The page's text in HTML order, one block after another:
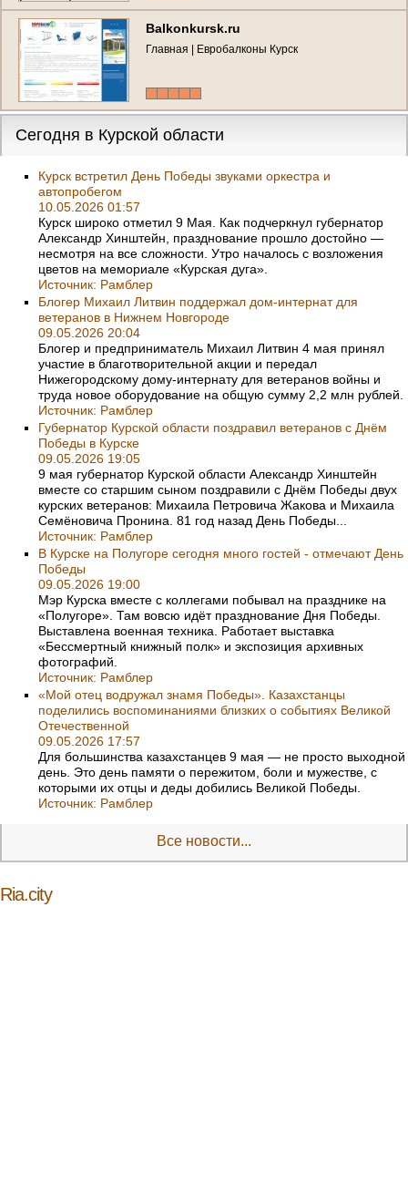
Balkonkursk.ru
Главная | Евробалконы Курск
Сегодня в Курской области
Курск встретил День Победы звуками оркестра и
автопробегом
10.05.2026 01:57
Курск широко отметил 9 Мая. Как подчеркнул губернатор
Александр Хинштейн, празднование прошло достойно —
несмотря на все сложности. Утро началось с возложения
цветов на мемориале «Курская дуга».
Источник: Рамблер
Блогер Михаил Литвин поддержал дом-интернат для
ветеранов в Нижнем Новгороде
09.05.2026 20:04
Блогер и предприниматель Михаил Литвин 4 мая принял
участие в благотворительной акции и передал
Нижегородскому дому-интернату для ветеранов войны и
труда новое оборудование на общую сумму 2,2 млн рублей.
Источник: Рамблер
Губернатор Курской области поздравил ветеранов с Днём
Победы в Курске
09.05.2026 19:05
9 мая губернатор Курской области Александр Хинштейн
вместе со старшим сыном поздравили с Днём Победы двух
курских ветеранов: Михаила Петровича Жакова и Михаила
Семёновича Пронина. 81 год назад День Победы...
Источник: Рамблер
В Курске на Полугоре сегодня много гостей - отмечают День
Победы
09.05.2026 19:00
Мэр Курска вместе с коллегами побывал на празднике на
«Полугоре». Там вовсю идёт празднование Дня Победы.
Выставлена военная техника. Работает выставка
«Бессмертный книжный полк» и экспозиция архивных
фотографий.
Источник: Рамблер
«Мой отец водружал знамя Победы». Казахстанцы
поделились воспоминаниями близких о событиях Великой
Отечественной
09.05.2026 17:57
Для большинства казахстанцев 9 мая — не просто выходной
день. Это день памяти о пережитом, боли и мужестве, с
которыми их отцы и деды добились Великой Победы.
Источник: Рамблер
Все новости...
Ria.city